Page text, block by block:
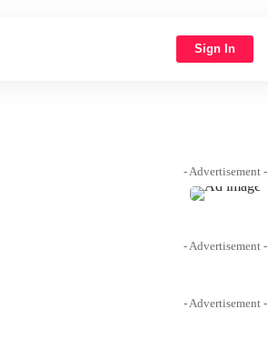
Sign In
- Advertisement -
- Advertisement -
- Advertisement -